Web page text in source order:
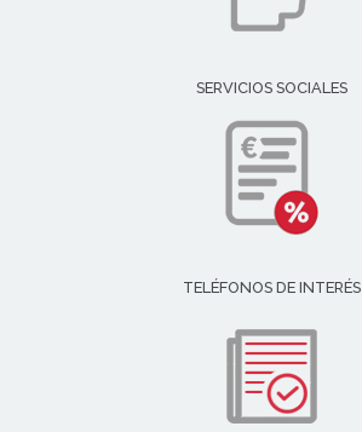
SERVICIOS SOCIALES
TELÉFONOS DE INTERÉS